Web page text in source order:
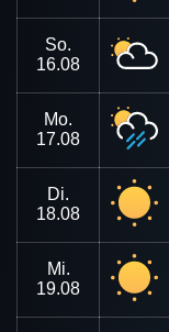
So.
16.08
Mo.
17.08
Di.
18.08
Mi.
19.08